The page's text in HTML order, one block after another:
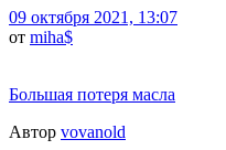
09 октября 2021, 13:07
от miha$
Большая потеря масла
Автор vovanold